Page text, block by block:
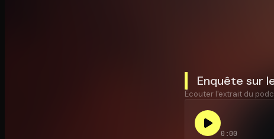
Enquête sur
Écouter l'extrait du
0:00